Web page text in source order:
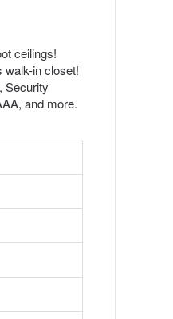
ceilings!
walk-in closet!
Security
and more.